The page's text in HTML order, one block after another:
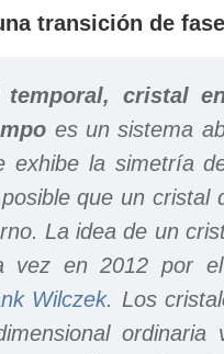
transición de
temporal, cristal
es un sistema
exhibe la simetría
que un cristal
La idea de un
vez en 2012 por
Wilczek. Los